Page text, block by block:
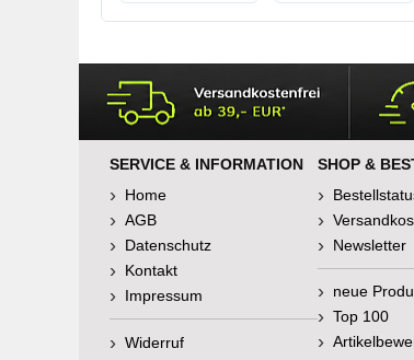
SERVICE & INFORMATION
Home
AGB
Datenschutz
Kontakt
Impressum
Widerruf
SHOP &
Newsletter
neue
Top 100